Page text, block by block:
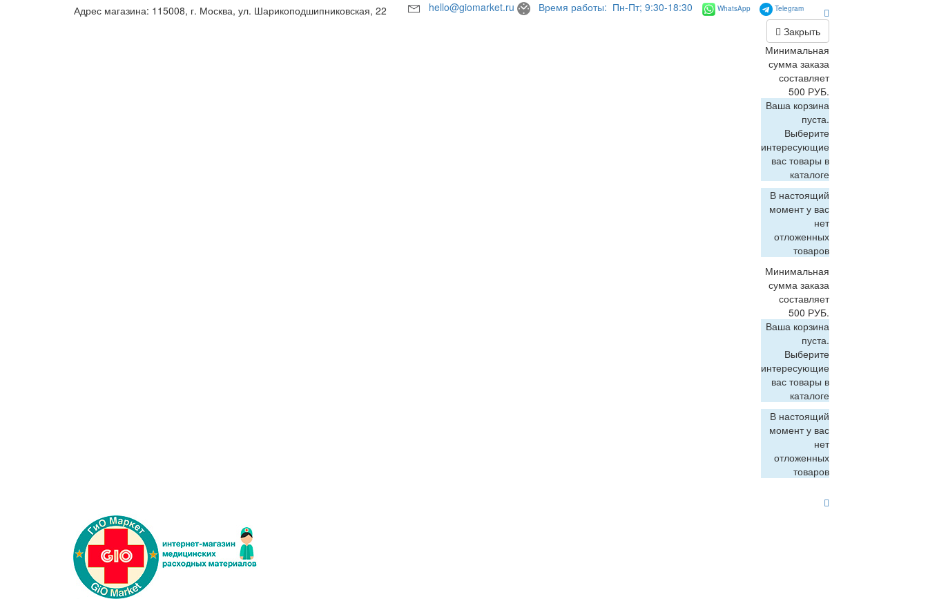
Адрес магазина: 115008, г. Москва, ул. Шарикоподшипниковская, 22 hello@giomarket.ru Время работы: Пн-Пт; 9:30-18:30 WhatsApp Telegram
Закрыть
Минимальная
сумма заказа
составляет
500 РУБ.
Ваша корзина
пуста.
Выберите
интересующие
вас товары в
каталоге
В настоящий
момент у вас
нет
отложенных
товаров
Минимальная
сумма заказа
составляет
500 РУБ.
Ваша корзина
пуста.
Выберите
интересующие
вас товары в
каталоге
В настоящий
момент у вас
нет
отложенных
товаров